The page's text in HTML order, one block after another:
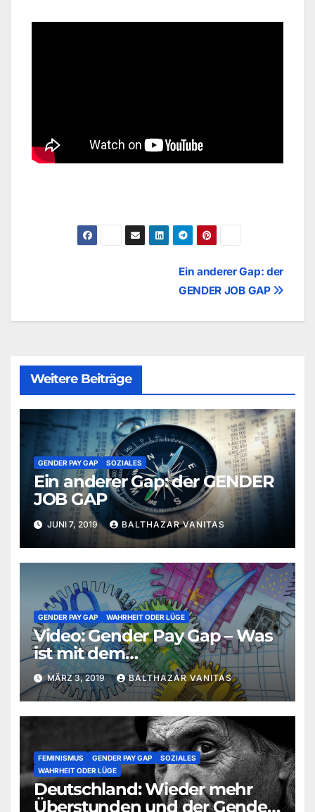
Beitragsnavigation
Ein anderer Gap: der
GENDER JOB GAP
Weitere Beiträge
GENDER PAY GAP SOZIALES
Ein anderer Gap: der GENDER
JOB GAP
JUNI 7, 2019 BALTHAZAR VANITAS
GENDER PAY GAP WAHRHEIT ODER LÜGE
Video: Gender Pay Gap – Was
ist mit dem
Arbeitszeitunterschied?
MÄRZ 3, 2019 BALTHAZAR VANITAS
FEMINISMUS GENDER PAY GAP
SOZIALES
WAHRHEIT ODER LÜGE
Deutschland: Wieder mehr
Überstunden und der Gender